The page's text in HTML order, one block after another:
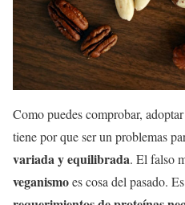
Como puedes comprobar,
tiene por que ser un problemas
variada y equilibrada. El falso
veganismoes cosa del pasado.